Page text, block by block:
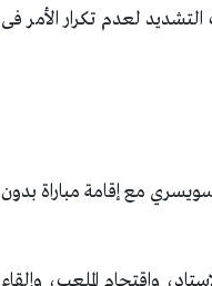
لعدم تكرار الأمر فى
الإثنين الماضي، تغريم الاتحاد السنغالي 175 ألف فرنك سويسري مع إقامة مباراة بدون
واقتحام الملعب، وإلقاء